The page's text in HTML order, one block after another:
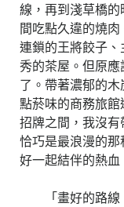
線，再到淺草橋
間吃點久違的燒
連鎖的王將餃子
秀的茶屋。但原
了。帶著濃郁的
點菸味的商務旅
招牌之間，我沒有
恰巧是最浪漫的
好一起結伴的熱血
「畫好的路線，